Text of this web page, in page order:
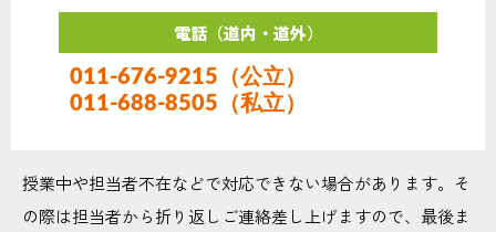
電話（道内・道外）
011-676-9215（公立）
011-688-8505（私立）
授業中や担当者不在などで対応できない場合があります。そ
の際は担当者から折り返しご連絡差し上げますので、最後ま